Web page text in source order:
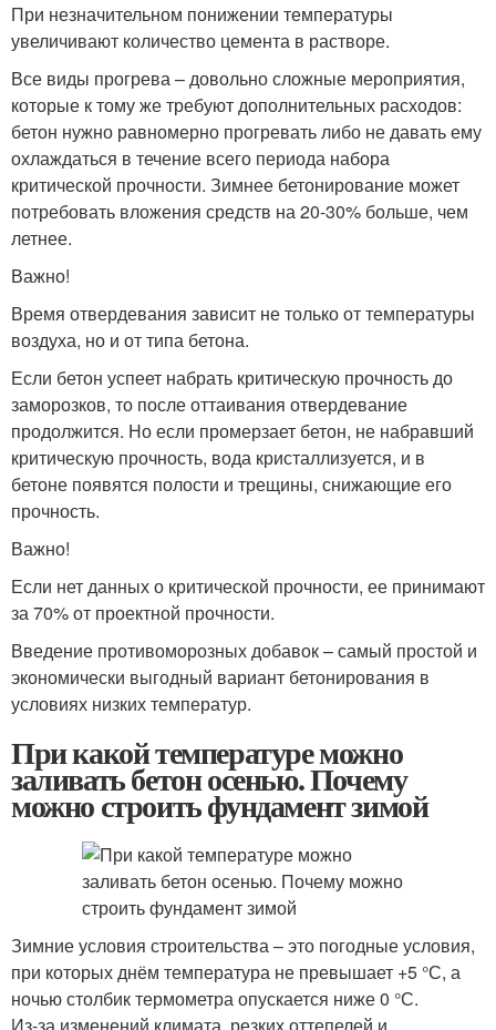
При незначительном понижении температуры
увеличивают количество цемента в растворе.
Все виды прогрева – довольно сложные мероприятия,
которые к тому же требуют дополнительных расходов:
бетон нужно равномерно прогревать либо не давать ему
охлаждаться в течение всего периода набора
критической прочности. Зимнее бетонирование может
потребовать вложения средств на 20-30% больше, чем
летнее.
Важно!
Время отвердевания зависит не только от температуры
воздуха, но и от типа бетона.
Если бетон успеет набрать критическую прочность до
заморозков, то после оттаивания отвердевание
продолжится. Но если промерзает бетон, не набравший
критическую прочность, вода кристаллизуется, и в
бетоне появятся полости и трещины, снижающие его
прочность.
Важно!
Если нет данных о критической прочности, ее принимают
за 70% от проектной прочности.
Введение противоморозных добавок – самый простой и
экономически выгодный вариант бетонирования в
условиях низких температур.
При какой температуре можно
заливать бетон осенью. Почему
можно строить фундамент зимой
Зимние условия строительства – это погодные условия,
при которых днём температура не превышает +5 °С, а
ночью столбик термометра опускается ниже 0 °С.